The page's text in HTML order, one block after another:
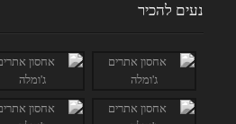
נעים להכיר